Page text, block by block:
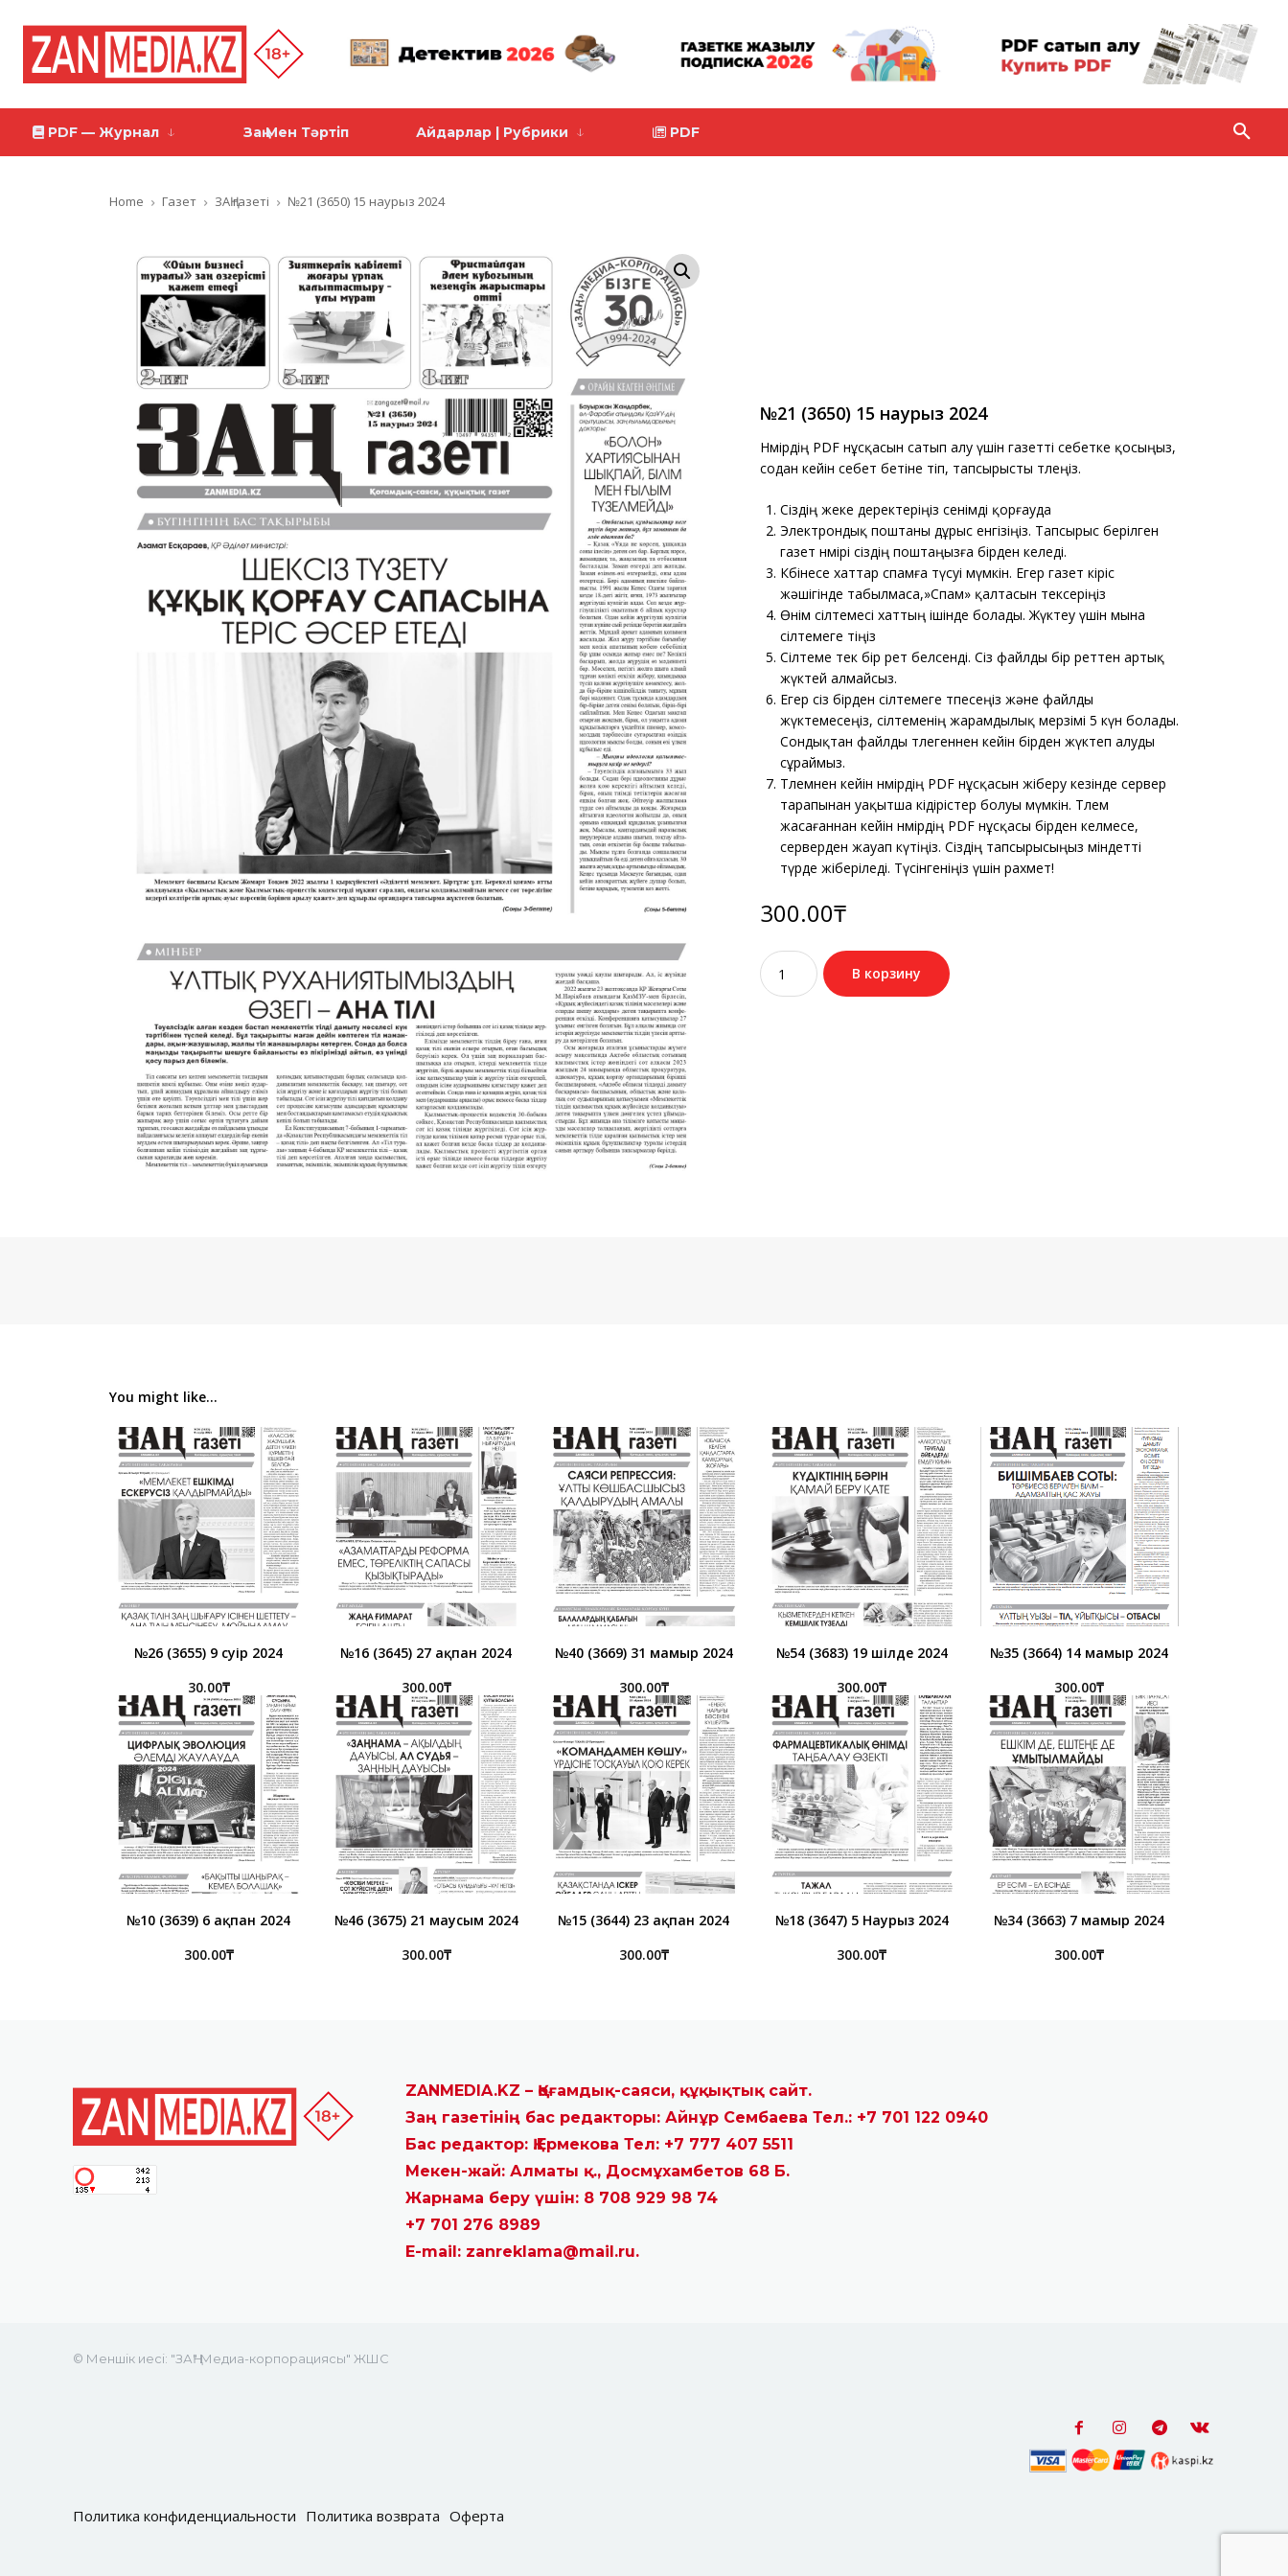
PDF — Журнал Заң Мен Тәртіп Айдарлар | Рубрики PDF
Home Газет ЗАҢ газеті №21 (3650) 15 наурыз 2024
№21 (3650) 15 наурыз 2024
Нөмірдің PDF нұсқасын сатып алу үшін газетті себетке қосыңыз,
содан кейін себет бетіне өтіп, тапсырысты төлеңіз.
Сіздің жеке деректеріңіз сенімді қорғауда
Электрондық поштаны дұрыс енгізіңіз. Тапсырыс берілген
газет нөмірі сіздің поштаңызға бірден келеді.
Көбінесе хаттар спамға түсуі мүмкін. Егер газет кіріс
жәшігінде табылмаса,»Спам» қалтасын тексеріңіз
Өнім сілтемесі хаттың ішінде болады. Жүктеу үшін мына
сілтемеге өтіңіз
Сілтеме тек бір рет белсенді. Сіз файлды бір реттен артық
жүктей алмайсыз.
Егер сіз бірден сілтемеге өтпесеңіз және файлды
жүктемесеңіз, сілтеменің жарамдылық мерзімі 5 күн болады.
Сондықтан файлды төлегеннен кейін бірден жүктеп алуды
сұраймыз.
Төлемнен кейін нөмірдің PDF нұсқасын жіберу кезінде сервер
тарапынан уақытша кідірістер болуы мүмкін. Төлем
жасағаннан кейін нөмірдің PDF нұсқасы бірден келмесе,
серверден жауап күтіңіз. Сіздің тапсырысыңыз міндетті
түрде жіберіледі. Түсінгеніңіз үшін рахмет!
300.00₸
Количество
товара
№21
В корзину
You might like...
№26 (3655) 9 сәуір 2024
30.00₸
№16 (3645) 27 ақпан 2024
300.00₸
№40 (3669) 31 мамыр 2024
300.00₸
№54 (3683) 19 шілде 2024
300.00₸
№35 (3664) 14 мамыр 2024
300.00₸
№10 (3639) 6 ақпан 2024
300.00₸
№46 (3675) 21 маусым 2024
300.00₸
№15 (3644) 23 ақпан 2024
300.00₸
№18 (3647) 5 Наурыз 2024
300.00₸
№34 (3663) 7 мамыр 2024
300.00₸
ZANMEDIA.KZ – Қоғамдық-саяси, құқықтық сайт.
Заң газетінің бас редакторы: Айнұр Сембаева Тел.: +7 701 122 0940
Бас редактор: Қ.Ермекова Тел: +7 777 407 5511
Мекен-жай: Алматы қ., Досмұхамбетов 68 Б.
Жарнама беру үшін: 8 708 929 98 74
+7 701 276 8989
E-mail: zanreklama@mail.ru.
© Меншік иесі: "ЗАҢ" Медиа-корпорациясы" ЖШС
Политика конфиденциальности Политика возврата Оферта